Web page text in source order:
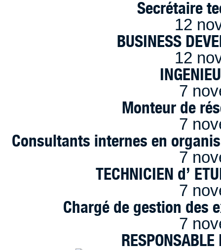
Secrétaire
12
BUSINESS
12
7
Monteur de
7
Consultants internes en
7
TECHNICIEN d’
7
Chargé de gestion des
7